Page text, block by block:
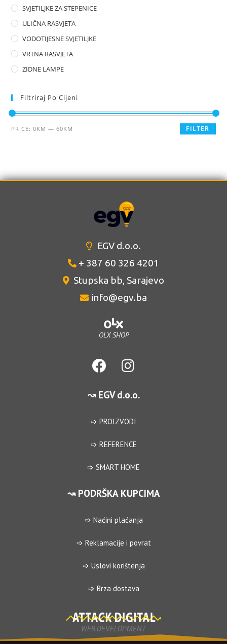
SVJETILJKE ZA STEPENICE
ULIČNA RASVJETA
VODOTIJESNE SVJETILJKE
VRTNA RASVJETA
ZIDNE LAMPE
Filtriraj Po Cijeni
FILTER
PRICE:0KM —60KM
EGV d.o.o.
+ 387 60 326 4201
Stupska bb, Sarajevo
info@egv.ba
OLX SHOP
↝ EGV d.o.o.
➩ PROIZVODI
➩ REFERENCE
➩ SMART HOME
↝ PODRŠKA KUPCIMA
➩ Naćini plaćanja
➩ Reklamacije i povrat
➩ Uslovi korištenja
➩ Brza dostava
WEB DEVELOPMENT